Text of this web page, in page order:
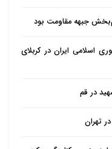
جبهه مقاومت بود
اسلامی ایران در کربلای
در قم
تهران